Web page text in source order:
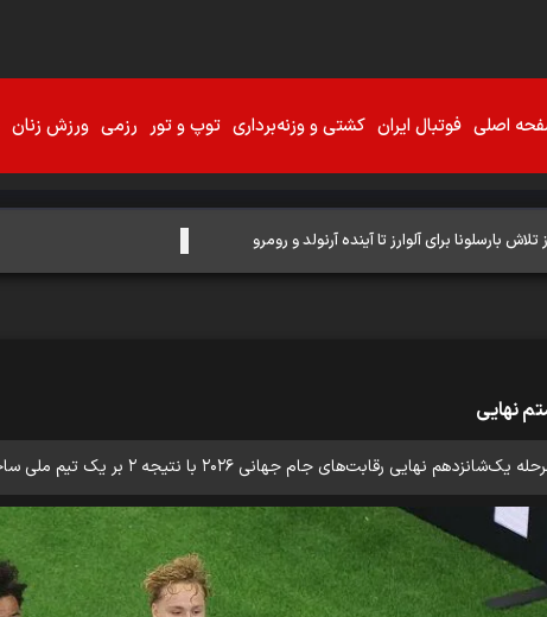
اصلی فوتبال ایران کشتی و وزنه‌برداری توپ و تور رزمی ورزش زنان
تلاش بارسلونا برای آلوارز تا آینده آرنولد و رومرو
نهایی
با نتیجه ۲ بر یک تیم ملی ساحل عاج را مغلوب کند و راهی مرحله یک‌هشتم نهایی شود.